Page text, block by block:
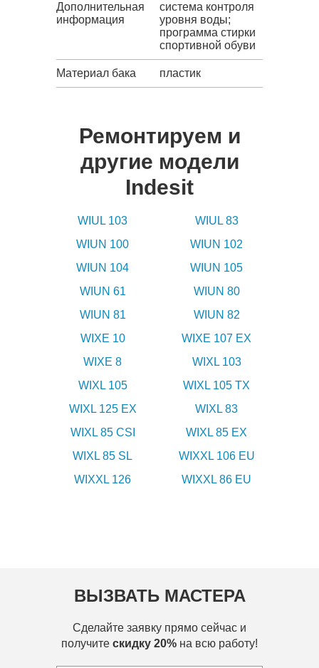
Дополнительная
информация
система контроля
уровня воды;
программа стирки
спортивной обуви
Материал бака пластик
Ремонтируем и
другие модели
Indesit
WIUL 103
WIUL 83
WIUN 100
WIUN 102
WIUN 104
WIUN 105
WIUN 61
WIUN 80
WIUN 81
WIUN 82
WIXE 10
WIXE 107 EX
WIXE 8
WIXL 103
WIXL 105
WIXL 105 TX
WIXL 125 EX
WIXL 83
WIXL 85 CSI
WIXL 85 EX
WIXL 85 SL
WIXXL 106 EU
WIXXL 126
WIXXL 86 EU
ВЫЗВАТЬ МАСТЕРА
Сделайте заявку прямо сейчас и
получите скидку 20% на всю работу!